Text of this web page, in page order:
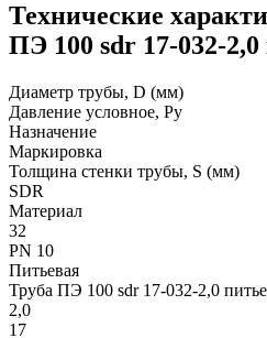
Технические
ПЭ 100 sdr 17-032-2,0
Диаметр трубы, D (мм)
Давление условное, Ру
Назначение
Маркировка
Толщина стенки трубы, S (мм)
SDR
Материал
32
PN 10
Питьевая
Труба ПЭ 100 sdr 17-032-2,0
2,0
17